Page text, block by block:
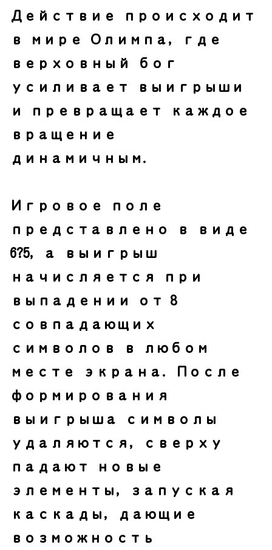
Действие происходит
в мире Олимпа, где
верховный бог
усиливает выигрыши
и превращает каждое
вращение
динамичным.
Игровое поле
представлено в виде
6?5, а выигрыш
начисляется при
выпадении от 8
совпадающих
символов в любом
месте экрана. После
формирования
выигрыша символы
удаляются, сверху
падают новые
элементы, запуская
каскады, дающие
возможность